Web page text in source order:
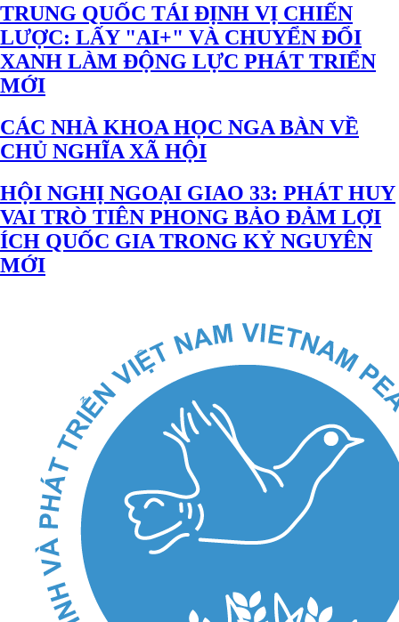
TRUNG QUỐC TÁI ĐỊNH VỊ CHIẾN
LƯỢC: LẤY "AI+" VÀ CHUYỂN ĐỔI
XANH LÀM ĐỘNG LỰC PHÁT TRIỂN
MỚI
CÁC NHÀ KHOA HỌC NGA BÀN VỀ
CHỦ NGHĨA XÃ HỘI
HỘI NGHỊ NGOẠI GIAO 33: PHÁT HUY
VAI TRÒ TIÊN PHONG BẢO ĐẢM LỢI
ÍCH QUỐC GIA TRONG KỶ NGUYÊN
MỚI